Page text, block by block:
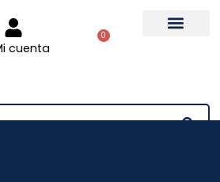
cuenta
0